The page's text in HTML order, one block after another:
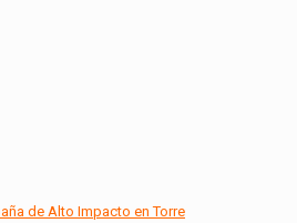
de Alto Impacto en Torre